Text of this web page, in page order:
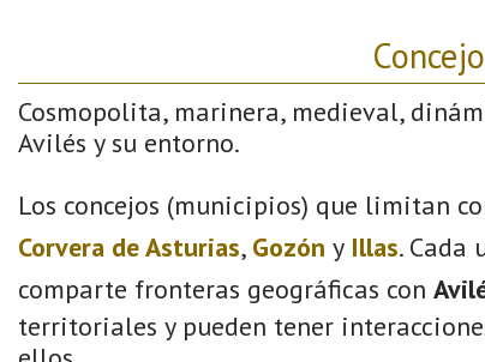
Cosmopolita, marinera, medieval,
Avilés y su entorno.
Los concejos (municipios) que limitan
Corvera de Asturias, Gozón y Illas. Cada
comparte fronteras geográficas con
territoriales y pueden tener